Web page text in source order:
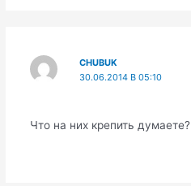
CHUBUK
30.06.2014 В 05:10
Что на них крепить думаете?